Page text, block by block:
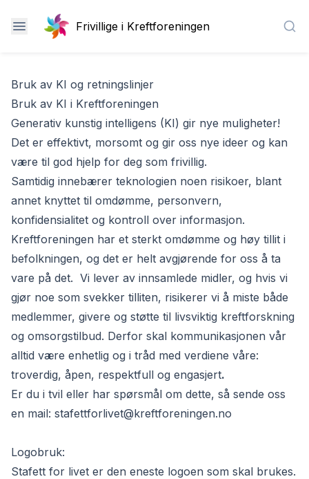
Frivillige i Kreftforeningen
Bruk av KI og retningslinjer
Bruk av KI i Kreftforeningen
Generativ kunstig intelligens (KI) gir nye muligheter!
Det er effektivt, morsomt og gir oss nye ideer og kan
være til god hjelp for deg som frivillig.
Samtidig innebærer teknologien noen risikoer, blant
annet knyttet til omdømme, personvern,
konfidensialitet og kontroll over informasjon.
Kreftforeningen har et sterkt omdømme og høy tillit i
befolkningen, og det er helt avgjørende for oss å ta
vare på det. Vi lever av innsamlede midler, og hvis vi
gjør noe som svekker tilliten, risikerer vi å miste både
medlemmer, givere og støtte til livsviktig kreftforskning
og omsorgstilbud. Derfor skal kommunikasjonen vår
alltid være enhetlig og i tråd med verdiene våre:
troverdig, åpen, respektfull og engasjert.
Er du i tvil eller har spørsmål om dette, så sende oss
en mail: stafettforlivet@kreftforeningen.no
Logobruk:
Stafett for livet er den eneste logoen som skal brukes.